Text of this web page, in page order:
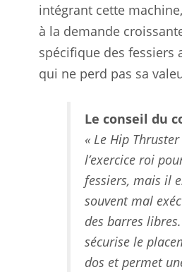
intégrant cette
à la demande
spécifique des fessiers
qui ne perd pas sa
Le conseil du
« Le Hip
l’exercice roi
fessiers, mais il
souvent mal
des barres libres.
sécurise le
dos et permet